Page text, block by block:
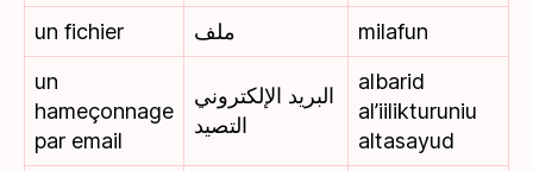
un fichier
ملف
milafun
un
hameçonnage
par email
البريد الإلكتروني
التصيد
albarid
al’iilikturuniu
altasayud